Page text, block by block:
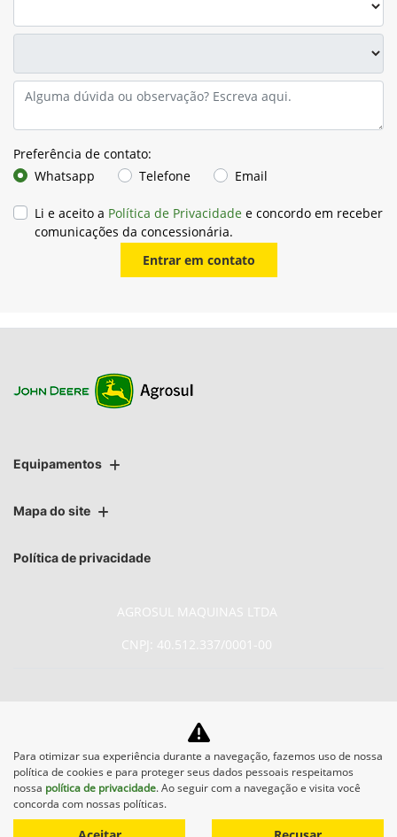
Preferência de contato:
Whatsapp
Telefone Email
Li e aceito a Política de Privacidade e concordo em receber
comunicações da concessionária.
Entrar em contato
Equipamentos
Mapa do site
Política de privacidade
AGROSUL MAQUINAS LTDA
CNPJ: 40.512.337/0001-00
No trânsito, enxergar o outro
salva vidas.
Para otimizar sua experiência durante a navegação, fazemos uso de nossa
política de cookies e para proteger seus dados pessoais respeitamos
nossa política de privacidade. Ao seguir com a navegação e visita você
concorda com nossas políticas.